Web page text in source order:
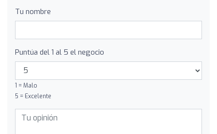
Tu nombre
Puntúa del 1 al 5 el negocio
1 = Malo
5 = Excelente